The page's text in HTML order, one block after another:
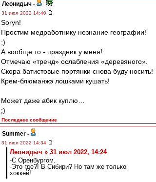
Леонидыч -
31 июл 2022 14:40
Soryn!
Простим медработнику незнание географии!
;)
А вообще то - праздник у меня!
Отмечаю «тренд» ослабления «деревяного».
Скора батистовые портянки снова буду носить!
Крем-блюманжэ лошками кушать!
Может даже абик куплю…
;)
Последнее сообщение
Summer -
31 июл 2022 14:34
Леонидыч » 31 июл 2022, 14:24
-С Оренбургом.
-Это где?! В Сибири? Но там же только
хоккей!